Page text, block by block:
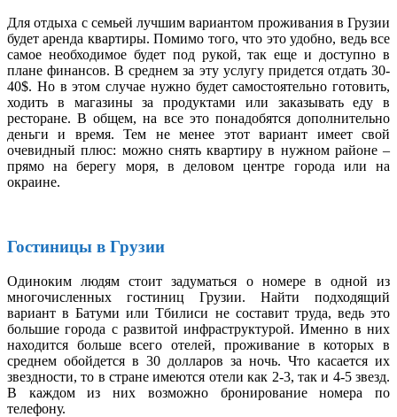
Для отдыха с семьей лучшим вариантом проживания в Грузии
будет аренда квартиры. Помимо того, что это удобно, ведь все
самое необходимое будет под рукой, так еще и доступно в
плане финансов. В среднем за эту услугу придется отдать 30-
40$. Но в этом случае нужно будет самостоятельно готовить,
ходить в магазины за продуктами или заказывать еду в
ресторане. В общем, на все это понадобятся дополнительно
деньги и время. Тем не менее этот вариант имеет свой
очевидный плюс: можно снять квартиру в нужном районе –
прямо на берегу моря, в деловом центре города или на
окраине.
Гостиницы в Грузии
Одиноким людям стоит задуматься о номере в одной из
многочисленных гостиниц Грузии. Найти подходящий
вариант в Батуми или Тбилиси не составит труда, ведь это
большие города с развитой инфраструктурой. Именно в них
находится больше всего отелей, проживание в которых в
среднем обойдется в 30 долларов за ночь. Что касается их
звездности, то в стране имеются отели как 2-3, так и 4-5 звезд.
В каждом из них возможно бронирование номера по
телефону.